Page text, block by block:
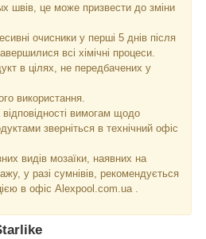
швів, це може призвести до зміни
очисники у перші 5 днів після
всі хімічні процеси.
в цілях, не передбачених у
використання.
вимогам щодо
зверніться в технічний офіс
видів мозаїки, наявних на
у разі сумнівів, рекомендується
в офіс Alexpool.com.ua .